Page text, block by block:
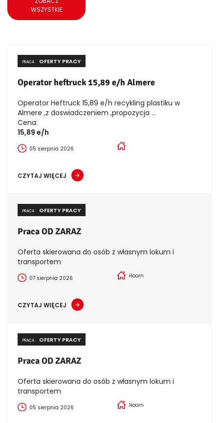
WSZYSTKIE
PRACA OFERTY PRACY
Operator heftruck 15,89 e/h Almere
Operator Heftruck 15,89 e/h recykling plastiku w
Almere ,z doswiadczeniem ,propozycja ...
Cena:
15,89 e/h
05 sierpnia 2026
CZYTAJ WIĘCEJ
PRACA OFERTY PRACY
Praca OD ZARAZ
Oferta skierowana do osób z własnym lokum i
transportem
07 sierpnia 2026 Hoorn
CZYTAJ WIĘCEJ
PRACA OFERTY PRACY
Praca OD ZARAZ
Oferta skierowana do osób z własnym lokum i
transportem
05 sierpnia 2026 Hoorn